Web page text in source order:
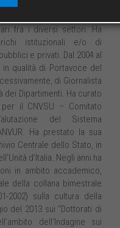
fra i diversi settori. Ha
istituzionali e/o di
e privati. Dal 2004 al
in qualità di Portavoce del
di Giornalista
dei Dipartimenti. Ha curato
il CNVSU – Comitato
del Sistema
Ha prestato la sua
Centrale dello Stato, in
d’Italia. Negli anni ha
in ambito accademico,
della collana bimestrale
2002) sulla cultura della
del 2013 sui “Dottorati di
dell’Indagine sui